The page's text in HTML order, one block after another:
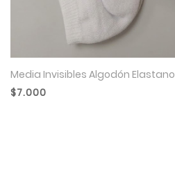
Media Invisibles Algodón Elastano
$7.000